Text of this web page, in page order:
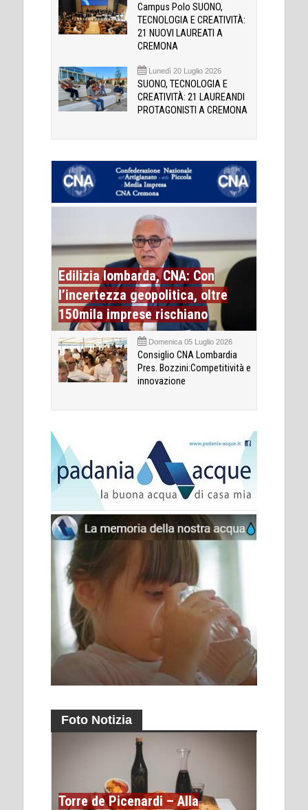
Campus Polo SUONO,
TECNOLOGIA E CREATIVITÀ:
21 NUOVI LAUREATI A
CREMONA
Lunedì 20 Luglio 2026
SUONO, TECNOLOGIA E
CREATIVITÀ: 21 LAUREANDI
PROTAGONISTI A CREMONA
Edilizia lombarda, CNA: Con
l’incertezza geopolitica, oltre
150mila imprese rischiano
Domenica 05 Luglio 2026
Consiglio CNA Lombardia
Pres. Bozzini:Competitività e
innovazione
Foto Notizia
Torre de Picenardi – Alla